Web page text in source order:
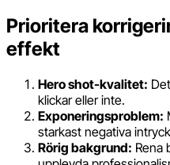
Prioritera
effekt
Hero shot-kvalitet:
klickar eller inte.
Exponeringsproblem:
starkast negativa
Rörig bakgrund: Rena